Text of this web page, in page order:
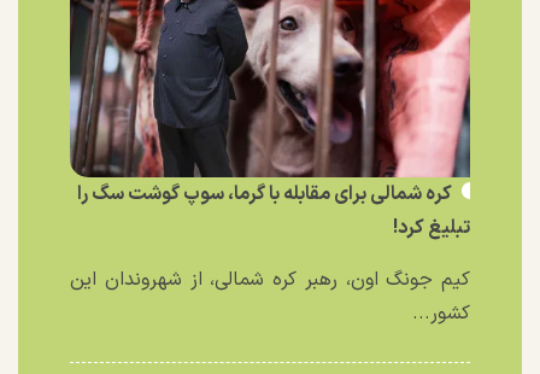
کره شمالی برای مقابله با گرما، سوپ گوشت سگ را
تبلیغ کرد!
کیم جونگ اون، رهبر کره شمالی، از شهروندان این
کشور...